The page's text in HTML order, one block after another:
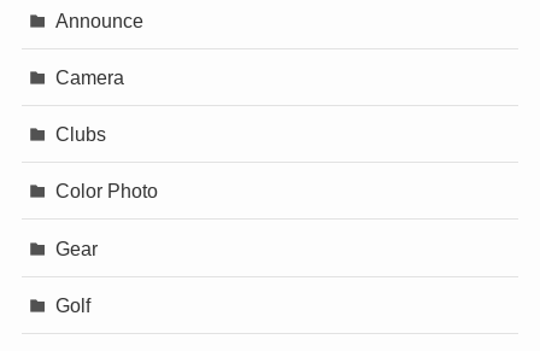
Announce
Camera
Clubs
Color Photo
Gear
Golf